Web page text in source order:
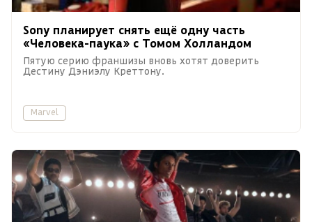
Sony планирует снять ещё одну часть
«Человека-паука» с Томом Холландом
Пятую серию франшизы вновь хотят доверить
Дестину Дэниэлу Креттону.
Marvel